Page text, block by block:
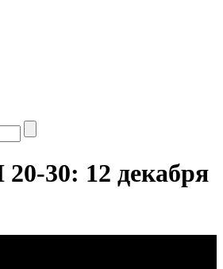
30: 12 декабря